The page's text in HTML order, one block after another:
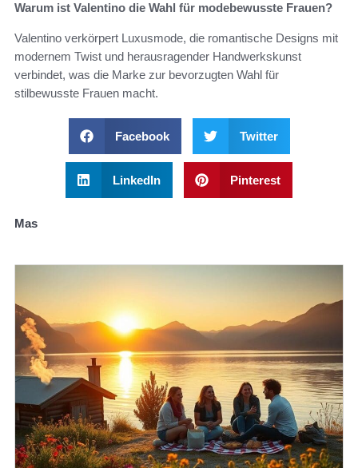
Warum ist Valentino die Wahl für modebewusste Frauen?
Valentino verkörpert Luxusmode, die romantische Designs mit
modernem Twist und herausragender Handwerkskunst
verbindet, was die Marke zur bevorzugten Wahl für
stilbewusste Frauen macht.
Facebook Twitter
LinkedIn Pinterest
Mas